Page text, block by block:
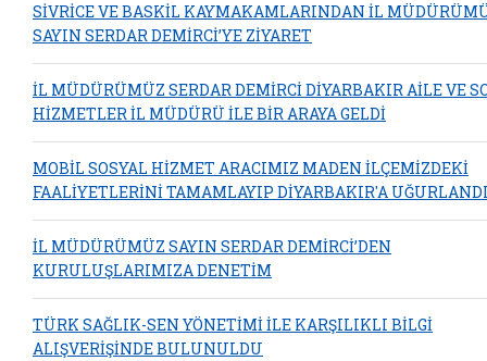
SİVRİCE VE BASKİL KAYMAKAMLARINDAN İL
SAYIN SERDAR DEMİRCİ’YE ZİYARET
İL MÜDÜRÜMÜZ SERDAR DEMİRCİ DİYARBAKIR AİLE VE
HİZMETLER İL MÜDÜRÜ İLE BİR ARAYA GELDİ
MOBİL SOSYAL HİZMET ARACIMIZ MADEN İLÇEMİZDEKİ
FAALİYETLERİNİ TAMAMLAYIP DİYARBAKIR'A
İL MÜDÜRÜMÜZ SAYIN SERDAR DEMİRCİ’DEN
KURULUŞLARIMIZA DENETİM
TÜRK SAĞLIK-SEN YÖNETİMİ İLE KARŞILIKLI BİLGİ
ALIŞVERİŞİNDE BULUNULDU